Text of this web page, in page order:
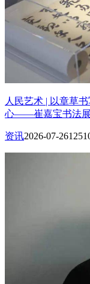
人民艺术 | 以章草
心——崔嘉宝书法展
资讯2026-07-26